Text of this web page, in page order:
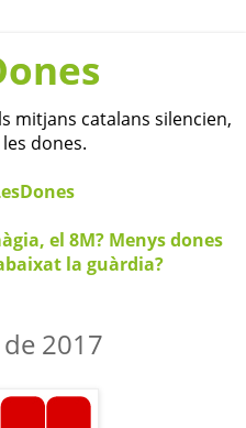
mitjans catalans silencien,
dones.
el 8M? Menys dones
la guàrdia?
2017